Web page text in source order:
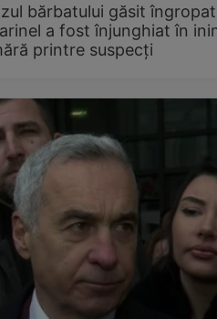
bărbatului găsit
a fost înjunghiat în
printre suspecți